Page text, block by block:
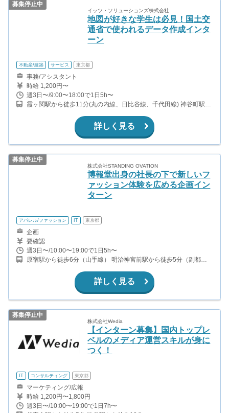
募集停止中
イッツ・ソリューションズ株式会社
地図が好きな学生は必見！国土交
通省で使われるデータ作成インタ
ーン
不動産/建築 サービス 東京都
事務/アシスタント
時給 1,200円〜
週3日〜/9:00〜18:00で1日5h〜
霞ヶ関駅から徒歩11分(丸の内線、日比谷線、千代田線) 神谷町駅か
から徒歩13分(南北線)
詳しく見る
募集停止中
株式会社STANDING OVATION
博報堂出身の社長の下で新しいフ
ァッション体験を広める企画イン
ターン
アパレル/ファッション IT 東京都
企画
要確認
週3日〜/10:00〜19:00で1日5h〜
原宿駅から徒歩6分（山手線） 明治神宮前駅から徒歩5分（副都心
詳しく見る
募集停止中
株式会社Wedia
【インターン募集】国内トップレ
ベルのメディア運営スキルが身に
つく！
IT コンサルティング 東京都
マーケティング/広報
時給 1,200円〜1,800円
週3日〜/10:00〜19:00で1日7h〜